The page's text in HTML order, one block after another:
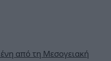
από τη Μεσογειακή